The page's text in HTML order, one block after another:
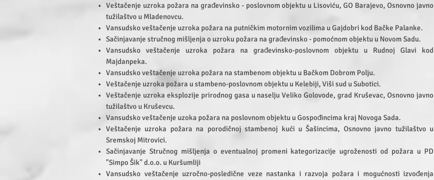
Veštačenje uzroka požara na građevinsko - poslovnom objektu u Lisoviću, GO Barajevo, Osnovno javno
tužilaštvo u Mladenovcu.
Vansudsko veštačenje uzroka požara na putničkim motornim vozilima u Gajdobri kod Bačke Palanke.
Sačinjavanje stručnog mišljenja o uzroku požara na građevinsko - pomoćnom objektu u Novom Sadu.
Vansudsko veštačenje uzroka požara na građevinsko-poslovnom objektu u Rudnoj Glavi kod
Majdanpeka.
Vansudsko veštačenje uzroka požara na stambenom objektu u Bačkom Dobrom Polju.
Veštačenje uzroka požara u stambeno-poslovnom objektu u Kelebiji, Viši sud u Subotici.
Veštačenje uzroka eksplozije prirodnog gasa u naselju Veliko Golovode, grad Kruševac, Osnovno javno
tužilaštvo u Kruševcu.
Vansudsko veštačenje uzoka požara na poslovnom objektu u Gospođincima kraj Novoga Sada.
Veštačenje uzroka požara na porodičnoj stambenoj kući u Šašincima, Osnovno javno tužilaštvo u
Sremskoj Mitrovici.
Sačinjavanje Stručnog mišljenja o eventualnoj promeni kategorizacije ugroženosti od požara u PD
"Simpo Šik" d.o.o. u Kuršumliji
Vansudsko veštačenje uzročno-posledične veze nastanka i razvoja požara i mogućnosti izvođenja